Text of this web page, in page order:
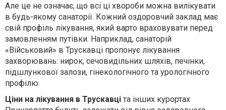
Але це не означає, що всі ці хвороби можна вилікувати
в будь-якому санаторії. Кожний оздоровчий заклад має
свій профіль лікування, який варто враховувати перед
замовленням путівки. Наприклад, санаторій
«Військовий» в Трускавці пропонує лікування
захворювань: нирок, сечовидільних шляхів, печінки,
підшлункової залози, гінекологічного та урологічного
профілю.
Ціни на лікування в Трускавці та інших курортах